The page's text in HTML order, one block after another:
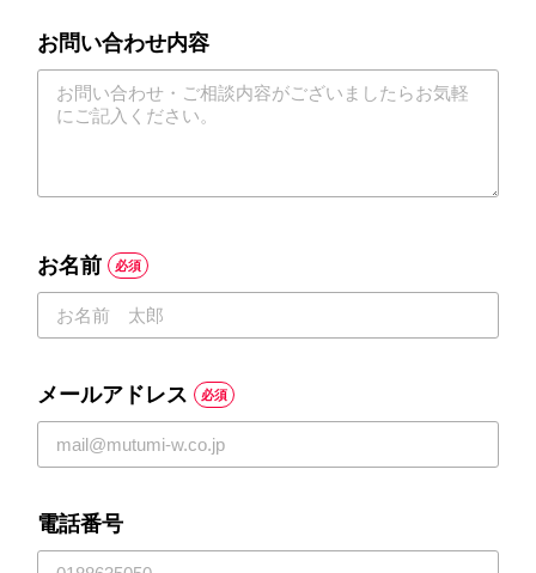
お問い合わせ内容
お名前 必須
メールアドレス 必須
電話番号